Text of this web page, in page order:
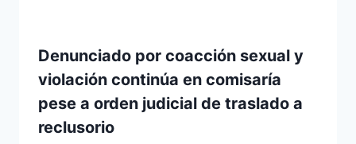
Denunciado por coacción sexual y
violación continúa en comisaría
pese a orden judicial de traslado a
reclusorio